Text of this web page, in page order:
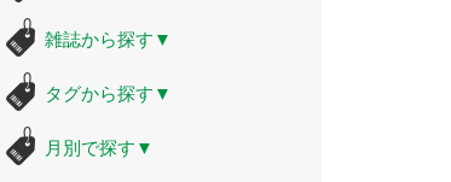
雑誌から探す ▼
タグから探す ▼
月別で探す ▼